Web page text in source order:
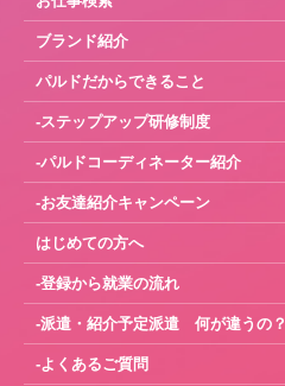
ブランド紹介
パルドだからできること
-ステップアップ研修制度
-パルドコーディネーター紹介
-お友達紹介キャンペーン
はじめての方へ
-登録から就業の流れ
-派遣・紹介予定派遣 何が違うの？
-よくあるご質問